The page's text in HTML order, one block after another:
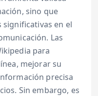
sino que
en el
Las
para
mejorar su
precisa
Sin embargo, es